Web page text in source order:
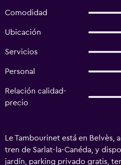
Comodidad
Ubicación
Servicios
Personal
Relación calidad-
precio
Le Tambourinet está en Belvès,
tren de Sarlat-la-Canéda, y
jardín, parking privado gratis,